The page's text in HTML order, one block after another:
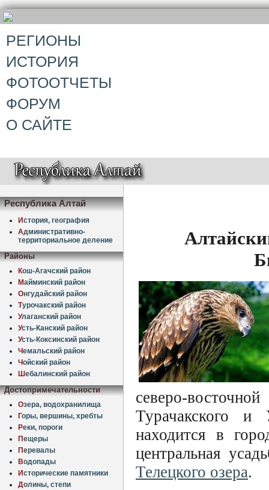
РЕГИОНЫ
ИСТОРИЯ
ФОТООТЧЕТЫ
ФОРУМ
О САЙТЕ
Республика Алтай
История, география
Административно-
территориальное деление
Районы
Кош-Агачский район
Майминский район
Онгудайский район
Турочакский район
Улаганский район
Усть-Канский район
Усть-Коксинский район
Чемальский район
Чойский район
Шебалинский район
Достопримечательности
Озера, водохранилища
Горы, вершины, хребты
Реки, пороги
Пещеры
Перевалы
Водопады
Исторические памятники
Долины, степи
северо-
Турачакского и
находится в
центральная
Телецкого озера.